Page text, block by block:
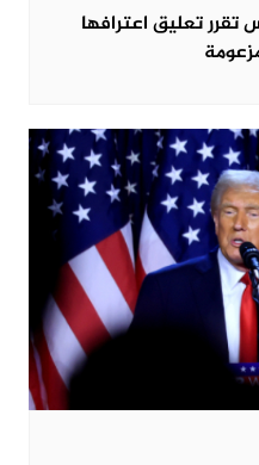
تقرر تعليق اعترافها